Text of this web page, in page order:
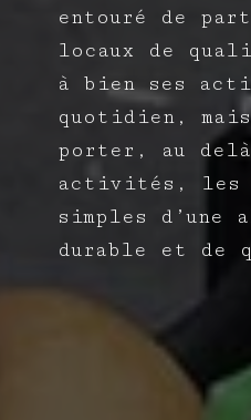
entouré de
locaux de
à bien ses
quotidien,
porter, au
activités, les
simples d’une
durable et de